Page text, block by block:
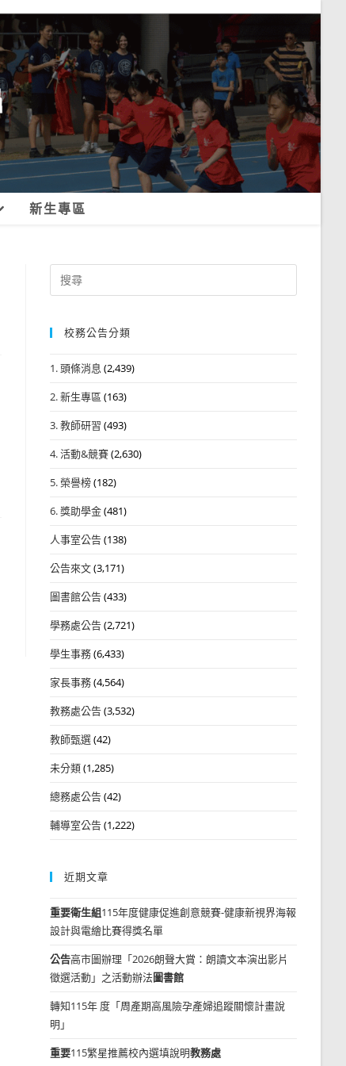
新生專區
Search
for:
校務公告分類
1. 頭條消息 (2,439)
2. 新生專區 (163)
3. 教師研習 (493)
4. 活動&競賽(2,630)
5. 榮譽榜(182)
6. 獎助學金(481)
人事室公告(138)
公告來文(3,171)
圖書館公告(433)
學務處公告(2,721)
學生事務(6,433)
家長事務(4,564)
教務處公告(3,532)
教師甄選(42)
未分類(1,285)
總務處公告(42)
輔導室公告(1,222)
近期文章
重要衛生組115年度健康促進創意競賽-健康新視界海報
設計與電繪比賽得獎名單
公告高市圖辦理「2026朗聲大賞：朗讀文本演出影片
徵選活動」之活動辦法圖書館
轉知115年 度「周產期高風險孕產婦追蹤關懷計畫說
明」
重要115繁星推薦校內選填說明教務處